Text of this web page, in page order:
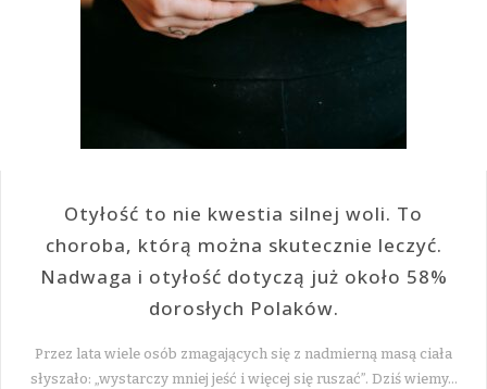
Otyłość to nie kwestia silnej woli. To
choroba, którą można skutecznie leczyć.
Nadwaga i otyłość dotyczą już około 58%
dorosłych Polaków.
Przez lata wiele osób zmagających się z nadmierną masą ciała
słyszało: „wystarczy mniej jeść i więcej się ruszać”. Dziś wiemy…